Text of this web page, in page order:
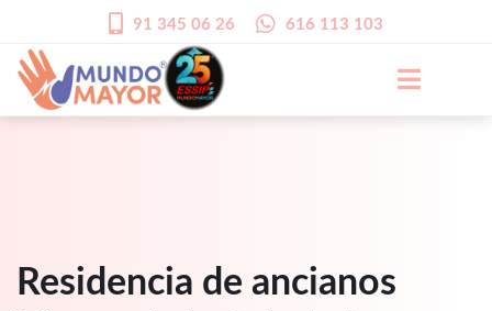
91 345 06 26 616 113 103
Residencia de ancianos